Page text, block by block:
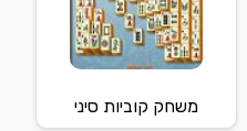
משחק קוביות סיני